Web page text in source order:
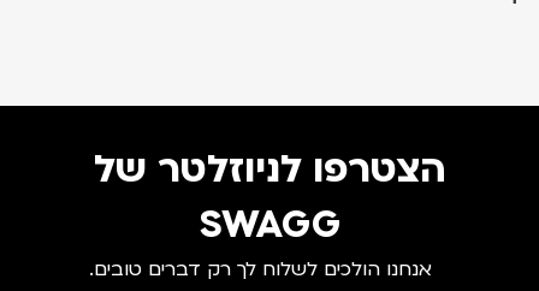
הצטרפו לניוזלטר של
SWAGG
אנחנו הולכים לשלוח לך רק דברים טובים.